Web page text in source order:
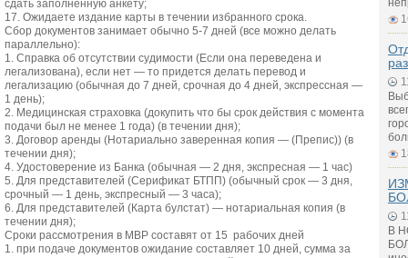
сдать заполненную анкету;
17. Ожидаете издание карты в течении избранного срока.
Сбор документов занимает обычно 5-7 дней (все можно делать
параллельно):
1. Справка об отсутствии судимости (Если она переведена и
легализована), если нет — то придется делать перевод и
легализацию (обычная до 7 дней, срочная до 4 дней, экспрессная —
1 день);
2. Медицинская страховка (докупить что бы срок действия с момента
подачи был не менее 1 года) (в течении дня);
3. Договор аренды (Нотариально заверенная копия — (Препис)) (в
течении дня);
4. Удостоверение из Банка (обычная — 2 дня, экспресная — 1 час)
5. Для представителей (Серификат БТПП) (обычный срок — 3 дня,
срочный — 1 день, экспресный — 3 часа);
6. Для представителей (Карта булстат) — нотариальная копия (в
течении дня);
Сроки рассмотрения в МВР составят от 15 рабочих дней
1. при подаче документов ожидание составляет 10 дней, сумма за
В